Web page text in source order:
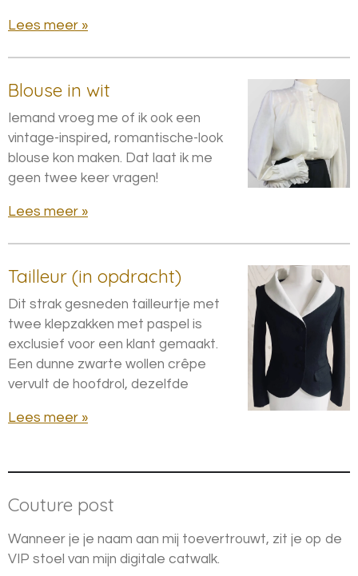
Lees meer »
Blouse in wit
Iemand vroeg me of ik ook een
vintage-inspired, romantische-look
blouse kon maken. Dat laat ik me
geen twee keer vragen!
Lees meer »
Tailleur (in opdracht)
Dit strak gesneden tailleurtje met
twee klepzakken met paspel is
exclusief voor een klant gemaakt.
Een dunne zwarte wollen crêpe
vervult de hoofdrol, dezelfde
Lees meer »
Couture post
Wanneer je je naam aan mij toevertrouwt, zit je op de
VIP stoel van mijn digitale catwalk.